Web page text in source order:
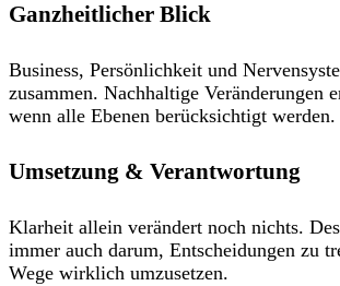
Ganzheitlicher Blick
Business, Persönlichkeit und
zusammen. Nachhaltige Veränderungen
wenn alle Ebenen berücksichtigt werden.
Umsetzung & Verantwortung
Klarheit allein verändert noch nichts.
immer auch darum, Entscheidungen zu
Wege wirklich umzusetzen.